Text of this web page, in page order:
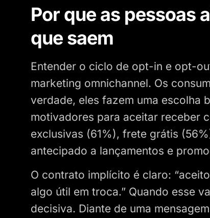
Por que as pessoas
que saem
Entender o ciclo de opt-in e opt-
marketing omnichannel. Os
verdade, eles fazem uma escolha
motivadores para aceitar receber
exclusivas (61%), frete grátis
antecipado a lançamentos e
O contrato implícito é claro:
algo útil em troca.” Quando esse
decisiva. Diante de uma